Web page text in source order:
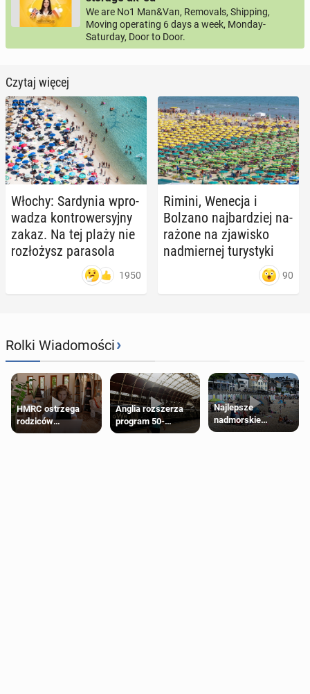
We are No1 Man&Van, Removals, Shipping,
Moving operating 6 days a week, Monday-
Saturday, Door to Door.
Czytaj więcej
Włochy: Sar­dy­nia wpro­
wa­dza kon­tro­wer­syj­ny
zakaz. Na tej plaży nie
roz­ło­żysz pa­ra­so­la
1950
Rimini, Wenecja i
Bolzano naj­bar­dziej na­
ra­żo­ne na zja­wi­sko
nad­mier­nej tu­ry­sty­ki
90
Rolki Wiadomości›
HMRC ostrzega
rodziców
pobierających Child
Anglia rozszerza
program 50-
procentowych
Najlepsze
nadmorskie
miasteczko blisko